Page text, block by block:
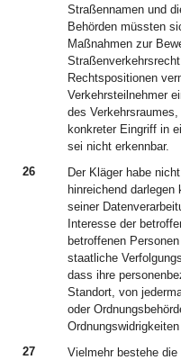
Straßennamen und
Behörden müssten
Maßnahmen zur
Rechtspositionen
Verkehrsteilnehmer
des
konkreter Eingriff in
sei nicht erkennbar.
26
Der Kläger habe
hinreichend
seiner
Interesse der
betroffenen
staatliche
dass ihre
Standort, von
oder
27
Vielmehr bestehe